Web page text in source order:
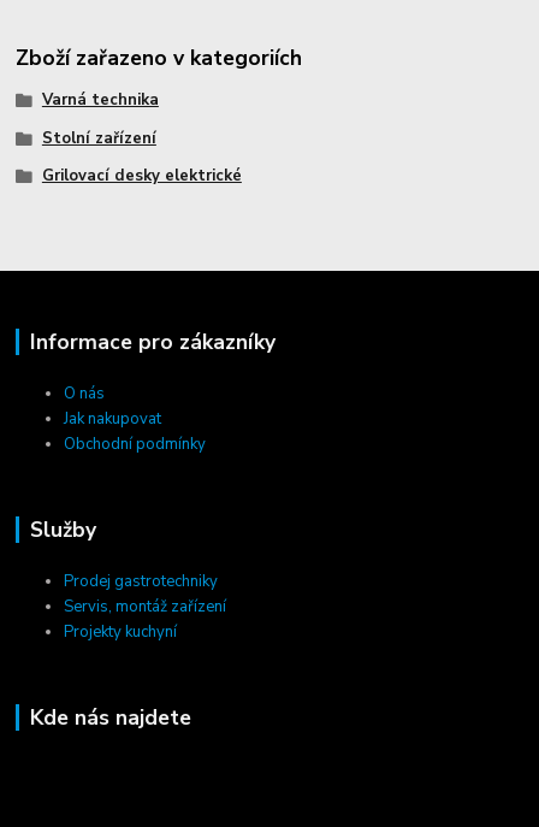
Zboží zařazeno v kategoriích
Varná technika
Stolní zařízení
Grilovací desky elektrické
Informace pro zákazníky
O nás
Jak nakupovat
Obchodní podmínky
Služby
Prodej gastrotechniky
Servis, montáž zařízení
Projekty kuchyní
Kde nás najdete